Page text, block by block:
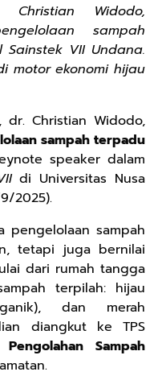
Widodo,
sampah
VII Undana.
motor ekonomi hijau
dr. Christian Widodo,
sampah terpadu
speaker dalam
di Universitas Nusa
2025).
pengelolaan sampah
tetapi juga bernilai
dari rumah tangga
terpilah: hijau
dan merah
diangkut ke TPS
Pengolahan Sampah